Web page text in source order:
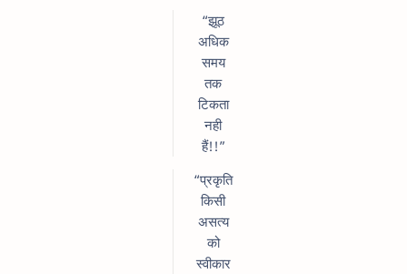
“झूठ
अधिक
समय
तक
टिकता
नही
हैं!!”
“प्रकृति
किसी
असत्य
को
स्वीकार